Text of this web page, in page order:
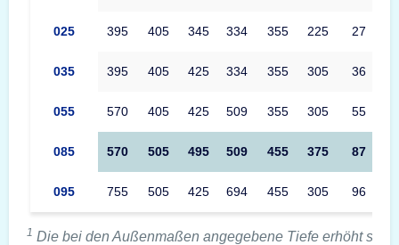
025 395 405 345 334 355 225 27
035 395 405 425 334 355 305 36
055 570 405 425 509 355 305 55
085 570 505 495 509 455 375 87
095 755 505 425 694 455 305 96
1 Die bei den Außenmaßen angegebene Tiefe erhöht sich